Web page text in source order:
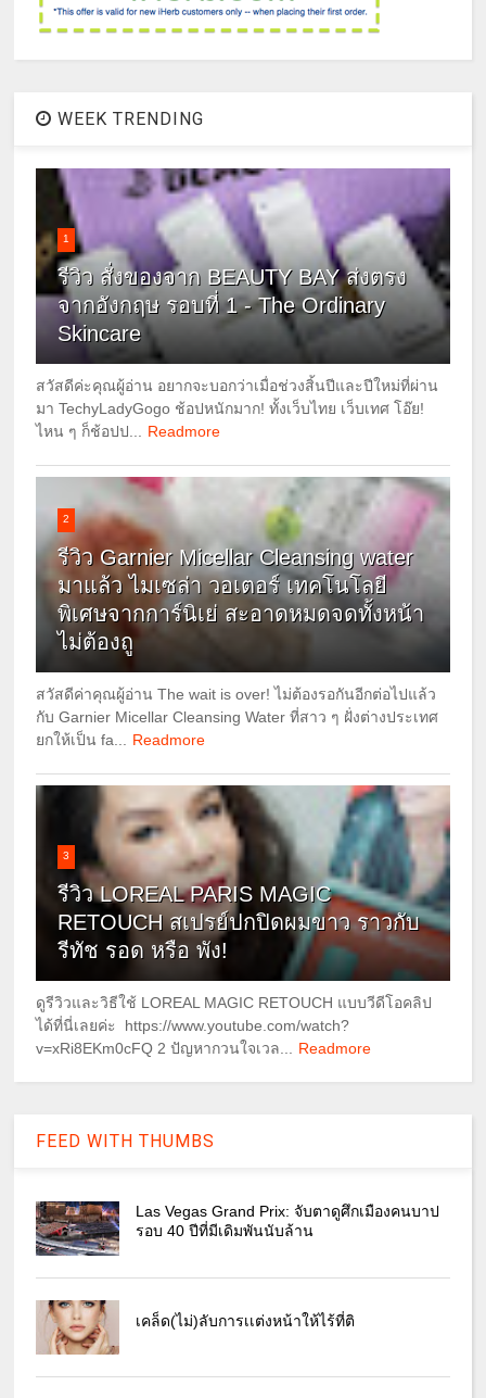
WEEK TRENDING
1
รีวิว สั่งของจาก BEAUTY BAY ส่งตรง
จากอังกฤษ รอบที่ 1 - The Ordinary
Skincare
สวัสดีค่ะคุณผู้อ่าน อยากจะบอกว่าเมื่อช่วงสิ้นปีและปีใหม่ที่ผ่าน
มา TechyLadyGogo ช้อปหนักมาก! ทั้งเว็บไทย เว็บเทศ โอ๊ย!
ไหน ๆ ก็ช้อปป...
Readmore
2
รีวิว Garnier Micellar Cleansing water
มาแล้ว ไมเซล่า วอเตอร์ เทคโนโลยี
พิเศษจากการ์นิเย่ สะอาดหมดจดทั้งหน้า
ไม่ต้องถู
สวัสดีค่าคุณผู้อ่าน The wait is over! ไม่ต้องรอกันอีกต่อไปแล้ว
กับ Garnier Micellar Cleansing Water ที่สาว ๆ ฝั่งต่างประเทศ
ยกให้เป็น fa...
Readmore
3
รีวิว LOREAL PARIS MAGIC
RETOUCH สเปรย์ปกปิดผมขาว ราวกับ
รีทัช รอด หรือ พัง!
ดูรีวิวและวิธีใช้ LOREAL MAGIC RETOUCH แบบวีดีโอคลิป
ได้ที่นี่เลยค่ะ https://www.youtube.com/watch?
v=xRi8EKm0cFQ 2 ปัญหากวนใจเวล...
Readmore
FEED WITH THUMBS
Las Vegas Grand Prix: จับตาดูศึกเมืองคนบาป
รอบ 40 ปีที่มีเดิมพันนับล้าน
เคล็ด(ไม่)ลับการเเต่งหน้าให้ไร้ที่ติ